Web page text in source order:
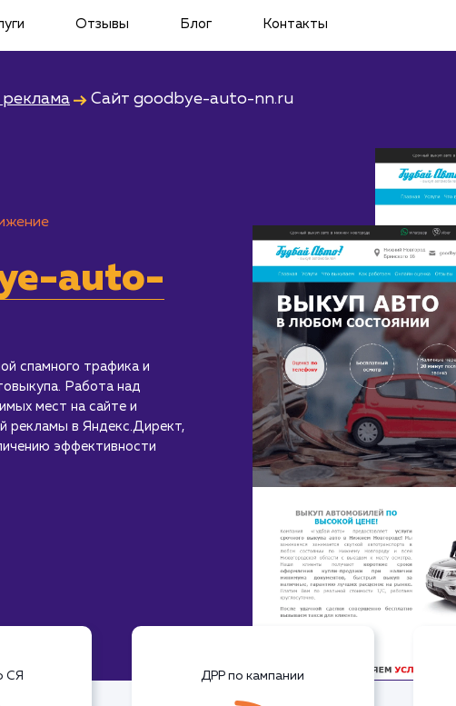
Отзывы Блог Контакты
реклама Сайт goodbye-auto-nn.ru
auto-
спамного трафика и
Работа над
мест на сайте и
рекламы в Яндекс.Директ,
эффективности
СЯ ДРР по кампании